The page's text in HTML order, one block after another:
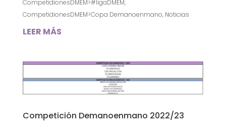
CompetidionesDMEM>#ligaDMEM,
CompetidionesDMEM>Copa Demanoenmano, Noticias
LEER MÁS
Competición Demanoenmano 2022/23